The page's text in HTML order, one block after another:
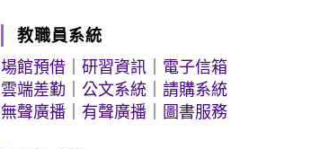
教職員系統
場館預借 ｜研習資訊
電子信箱
雲端差勤 ｜公文系統 ｜請購系統
無聲廣播
有聲廣播 圖書服務